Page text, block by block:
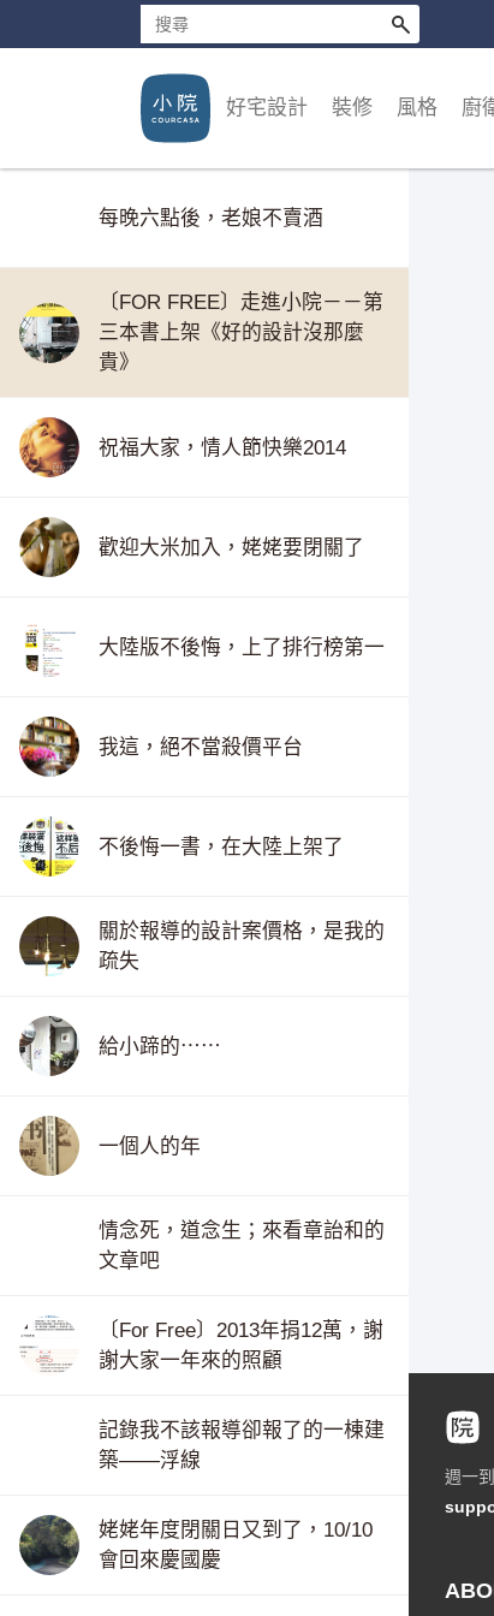
好宅設計 裝修 風格 廚
設計前10名，謝謝大家
2014閉關日又到了，12/1回來
每晚六點後，老娘不賣酒
〔FOR FREE〕走進小院－－第
三本書上架《好的設計沒那麼
貴》
祝福大家，情人節快樂2014
歡迎大米加入，姥姥要閉關了
大陸版不後悔，上了排行榜第一
我這，絕不當殺價平台
不後悔一書，在大陸上架了
關於報導的設計案價格，是我的
疏失
給小蹄的⋯⋯
一個人的年
情念死，道念生；來看章詒和的
文章吧
〔For Free〕2013年捐12萬，謝
謝大家一年來的照顧
記錄我不該報導卻報了的一棟建
築——浮線
姥姥年度閉關日又到了，10/10
會回來慶國慶
週一